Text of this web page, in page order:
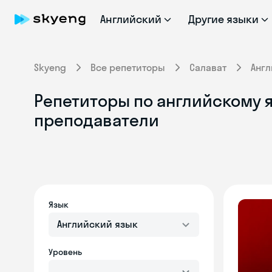
Английский Другие языки
Skyeng Все репетиторы Салават
Репетиторы по английскому
преподаватели
Язык
Английский язык
Уровень